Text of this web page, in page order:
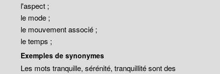
l'aspect ;
le mode ;
le mouvement associé ;
le temps ;
Exemples de synonymes
Les mots tranquille, sérénité, tranquillité sont des